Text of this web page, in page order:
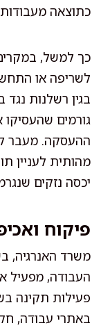
כתוצאה
כך למשל,
לשריפה או
בגין רשלנות
גורמים שהעסיקו
ההעסקה. מעבר
מהותית לעניין
יכסה נזקים
פיקוח
משרד האנרגיה,
העבודה, מפעיל
פעילות תקינה
באתרי עבודה,